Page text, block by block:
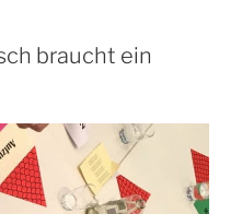
braucht ein